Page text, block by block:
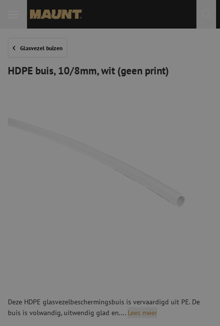
Glasvezel buizen
HDPE buis, 10/8mm, wit (geen print)
Deze HDPE glasvezelbeschermingsbuis is vervaardigd uit PE. De
buis is volwandig, uitwendig glad en.... Lees meer